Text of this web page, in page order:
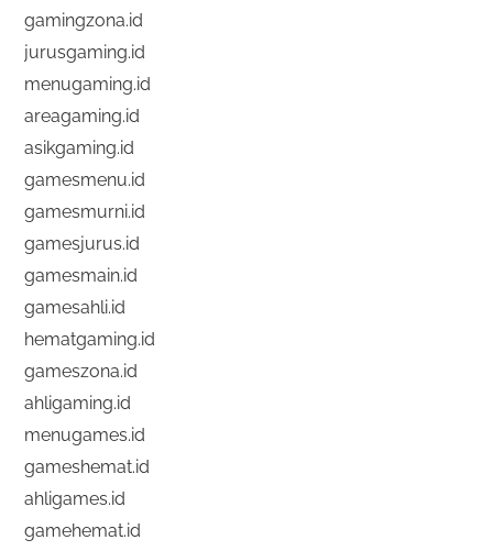
gamingzona.id
jurusgaming.id
menugaming.id
areagaming.id
asikgaming.id
gamesmenu.id
gamesmurni.id
gamesjurus.id
gamesmain.id
gamesahli.id
hematgaming.id
gameszona.id
ahligaming.id
menugames.id
gameshemat.id
ahligames.id
gamehemat.id